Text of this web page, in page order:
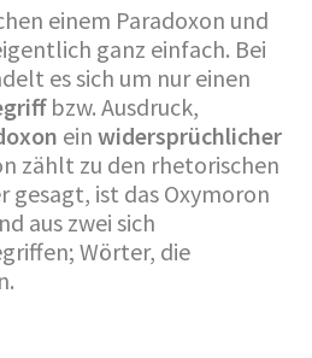
einem Paradoxon und
ganz einfach. Bei
es sich um nur einen
bzw. Ausdruck,
ein widersprüchlicher
zählt zu den rhetorischen
gesagt, ist das Oxymoron
aus zwei sich
Wörter, die